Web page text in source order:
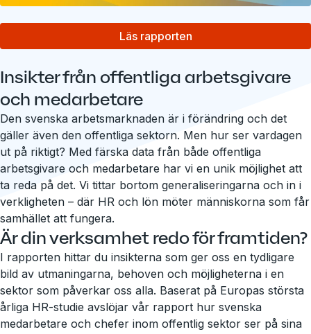
Läs rapporten
Insikter från offentliga arbetsgivare
och medarbetare
Den svenska arbetsmarknaden är i förändring och det
gäller även den offentliga sektorn. Men hur ser vardagen
ut på riktigt? Med färska data från både offentliga
arbetsgivare och medarbetare har vi en unik möjlighet att
ta reda på det. Vi tittar bortom generaliseringarna och in i
verkligheten – där HR och lön möter människorna som får
samhället att fungera.
Är din verksamhet redo för framtiden?
I rapporten hittar du insikterna som ger oss en tydligare
bild av utmaningarna, behoven och möjligheterna i en
sektor som påverkar oss alla. Baserat på Europas största
årliga HR-studie avslöjar vår rapport hur svenska
medarbetare och chefer inom offentlig sektor ser på sina